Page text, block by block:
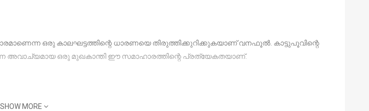
ഒരു കാലഘട്ടത്തിന്റെ ധാരണയെ തിരുത്തിക്കുറിക്കുകയാണ് വനഫൂല്‍. കാട്ടുപൂവിന്റെ
ഒരു മുഖകാന്തി ഈ സമാഹാരത്തിന്റെ പ്രത്യേകതയാണ്.
SHOW MORE